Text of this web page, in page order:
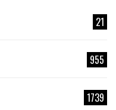
21
955
1739